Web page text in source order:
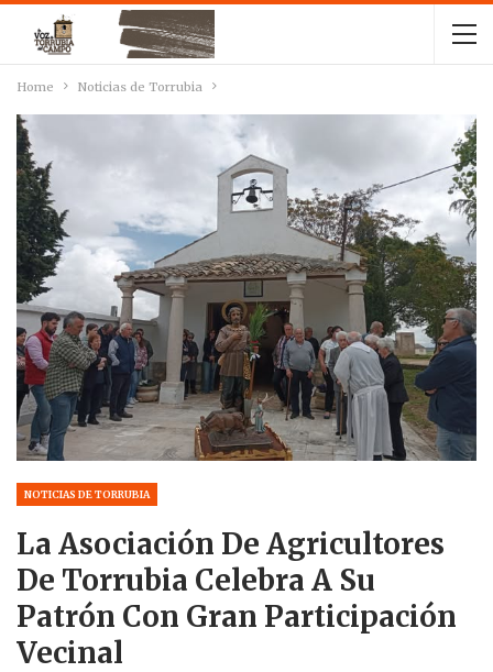
Home Noticias de Torrubia
NOTICIAS DE TORRUBIA
La Asociación De Agricultores
De Torrubia Celebra A Su
Patrón Con Gran Participación
Vecinal